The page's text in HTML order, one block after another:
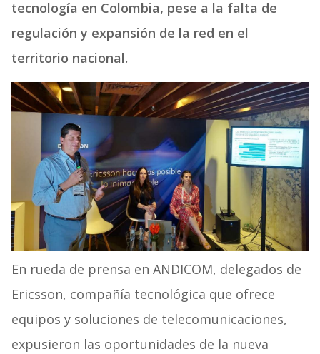
tecnología en Colombia, pese a la falta de
regulación y expansión de la red en el
territorio nacional.
En rueda de prensa en ANDICOM, delegados de
Ericsson, compañía tecnológica que ofrece
equipos y soluciones de telecomunicaciones,
expusieron las oportunidades de la nueva